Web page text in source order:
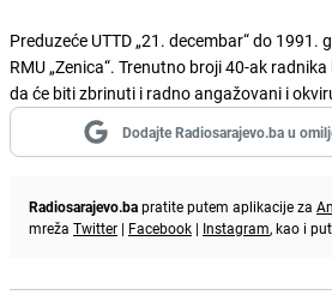
Preduzeće UTTD „21. decembar“ do 1991.
RMU „Zenica“. Trenutno broji 40-ak
da će biti zbrinuti i radno angažovani i
Dodajte Radiosarajevo.ba u
Radiosarajevo.bapratite putem aplikacije za
mreža Twitter | Facebook | Instagram, kao i